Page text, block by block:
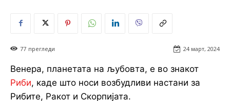
24 март, 2024
77 прегледи
Венера, планетата на љубовта, е во знакот
Риби, каде што носи возбудливи настани за
Рибите, Ракот и Скорпијата.